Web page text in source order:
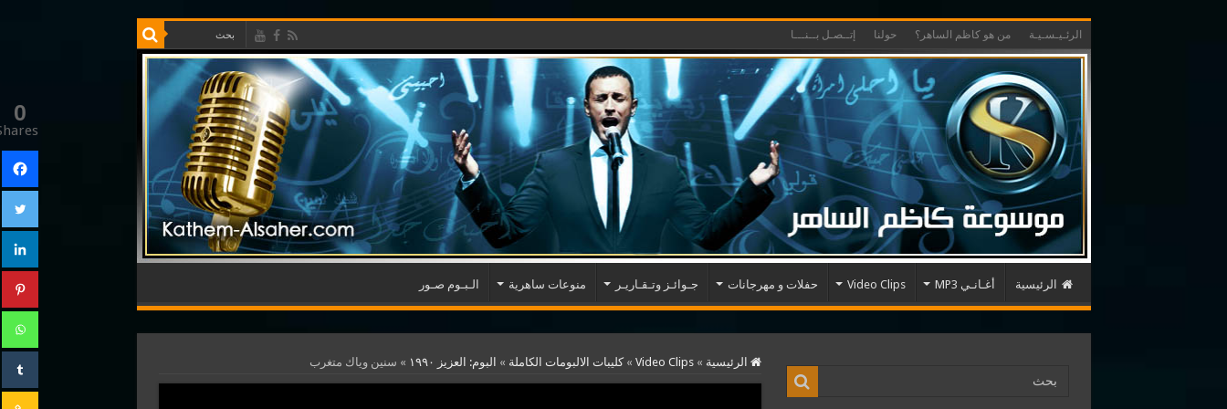
الرئـيـسـيـة من هو كاظم الساهر؟ حولنا إتــصـل بــنـــا
الرئيسية أغـانـي MP3 Video Clips حفلات و مهرجانات جـوائـز وتـقـاريـر منوعات ساهرية الـبـوم صـور
الرئيسية »
Video Clips
» كليبات الالبومات الكاملة » البوم: العزيز ١٩٩٠ » سنين وياك متغرب
0